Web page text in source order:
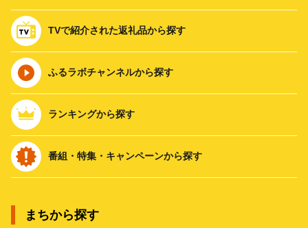
TVで紹介された返礼品から探す
ふるラボチャンネルから探す
ランキングから探す
番組・特集・キャンペーンから探す
まちから探す